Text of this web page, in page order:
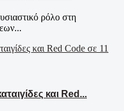
ρόλο στη
και Red...